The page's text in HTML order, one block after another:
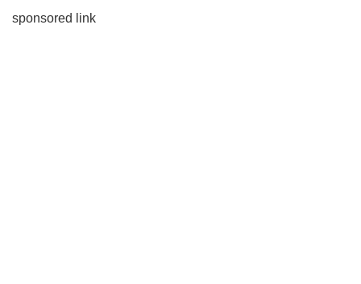
sponsored link